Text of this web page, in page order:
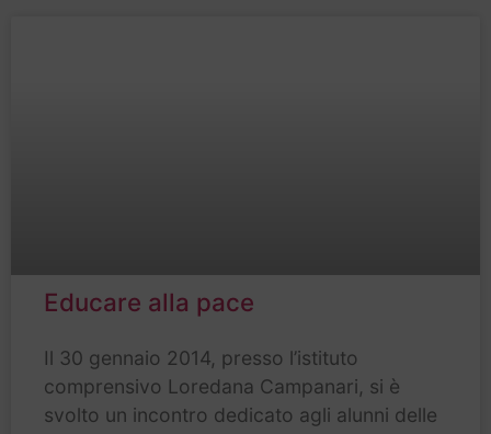
Educare alla pace
Il 30 gennaio 2014, presso l’istituto
comprensivo Loredana Campanari, si è
svolto un incontro dedicato agli alunni delle